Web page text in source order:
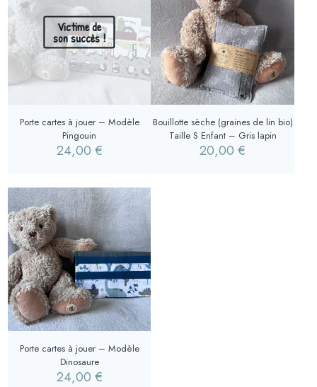
Victime de
son succès !
Porte cartes à jouer – Modèle
Pingouin
24,00 €
Bouillotte sèche (graines de lin bio)
Taille S Enfant – Gris lapin
20,00€
Porte cartes à jouer – Modèle
Dinosaure
24,00 €